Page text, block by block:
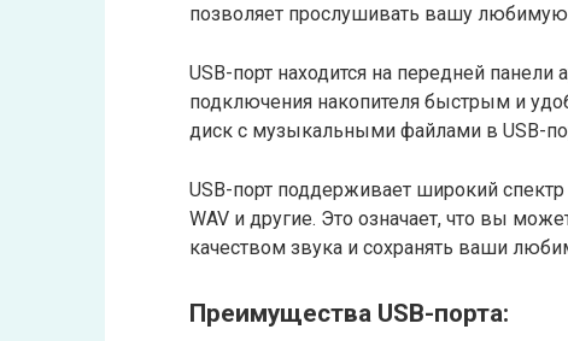
позволяет прослушивать вашу
USB-порт находится на передней
подключения накопителя быстрым и
диск с музыкальными файлами в USB-
USB-порт поддерживает широкий
WAV и другие. Это означает, что вы
качеством звука и сохранять ваши
Преимущества USB-порта: